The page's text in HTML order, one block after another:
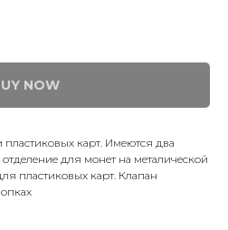
NOW
карт. Имеются два
для монет на металической
пластиковых карт. Клапан